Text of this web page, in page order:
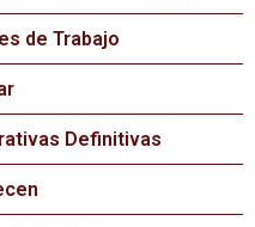
de Trabajo
Definitivas